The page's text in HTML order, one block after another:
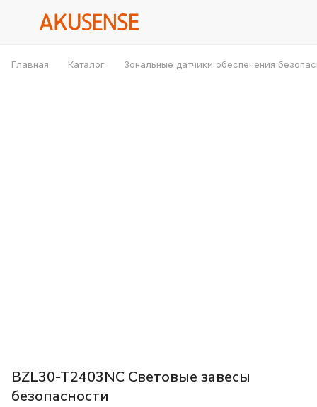
Главная Каталог Зональные датчики обеспечения
BZL30-T2403NC Световые завесы
безопасности